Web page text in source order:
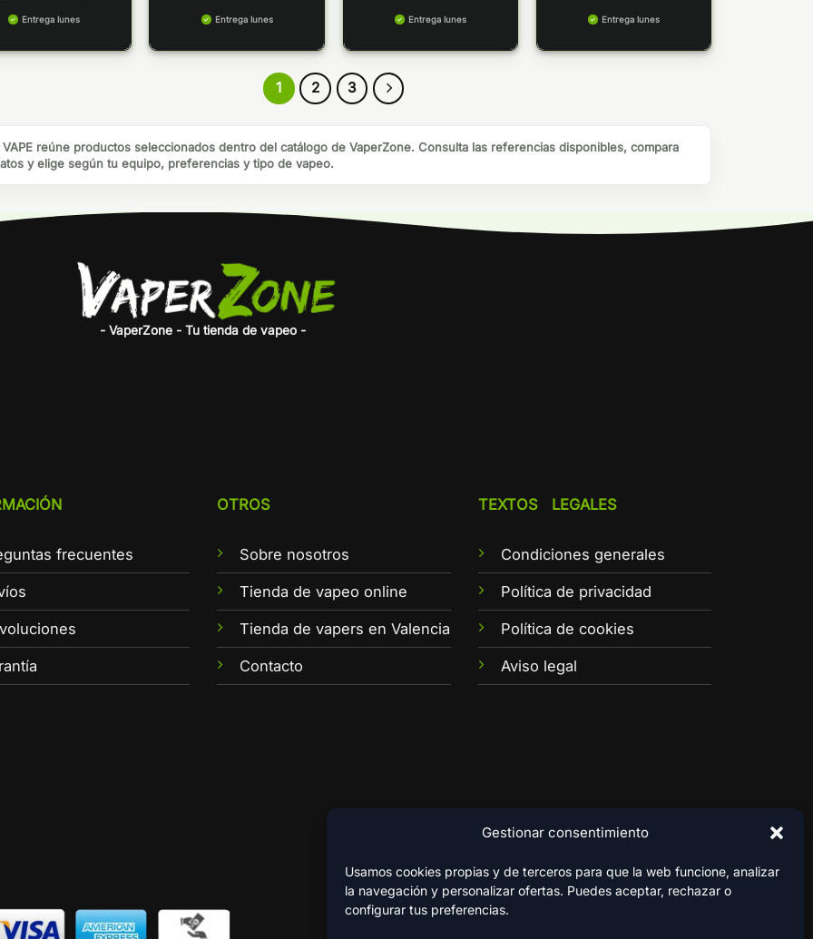
Gestionar consentimiento
Usamos cookies propias y de terceros para que la web funcione, analizar
la navegación y personalizar ofertas. Puedes aceptar, rechazar o
configurar tus preferencias.
Entrega lunes Entrega lunes Entrega lunes Entrega lunes
1 2 3
VAPE reúne productos seleccionados dentro del catálogo de VaperZone. Consulta las referencias disponibles, compara
y elige según tu equipo, preferencias y tipo de vapeo.
- VaperZone - Tu tienda de vapeo -
frecuentes
OTROS
Sobre nosotros
Tienda de vapeo online
Tienda de vapers en Valencia
Contacto
TEXTOS LEGALES
Condiciones generales
Política de privacidad
Política de cookies
Aviso legal